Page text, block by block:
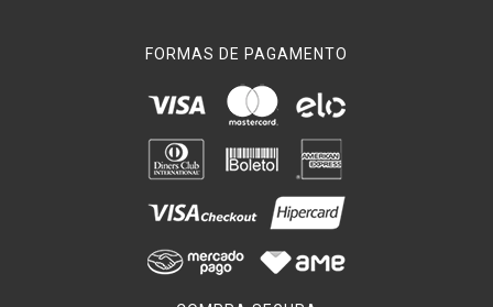
FORMAS DE PAGAMENTO